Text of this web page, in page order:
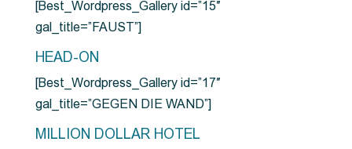
[Best_Wordpress_Gallery id=”15″
gal_title=”FAUST”]
HEAD-ON
[Best_Wordpress_Gallery id=”17″
gal_title=”GEGEN DIE WAND”]
MILLION DOLLAR HOTEL